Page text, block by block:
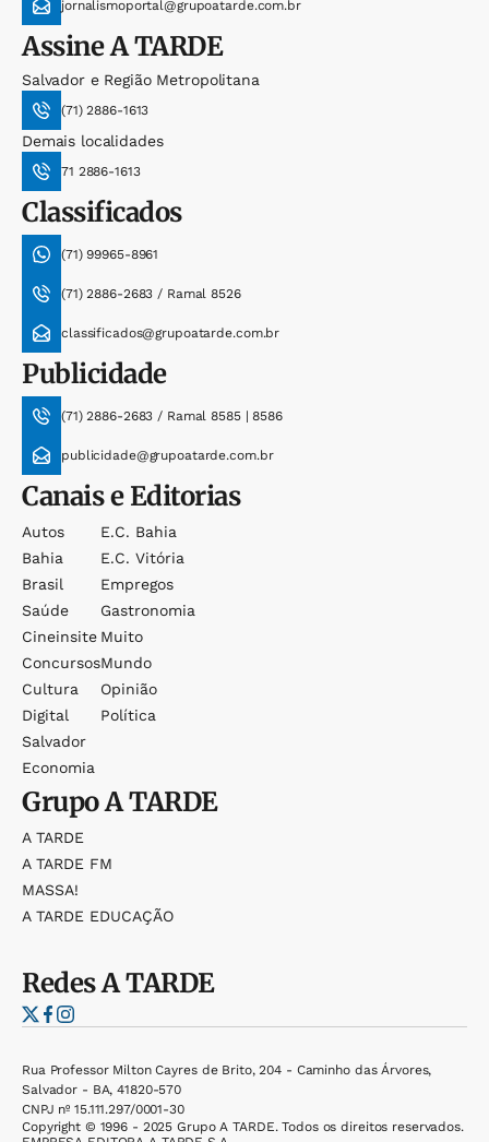
jornalismoportal@grupoatarde.com.br
AssineA TARDE
Salvador e Região Metropolitana
(71) 2886-1613
Demais localidades
71 2886-1613
Classificados
(71) 99965-8961
(71) 2886-2683 / Ramal 8526
classificados@grupoatarde.com.br
Publicidade
(71) 2886-2683 / Ramal 8585 | 8586
publicidade@grupoatarde.com.br
Canais e Editorias
Autos
Bahia
Brasil
Saúde
Cineinsite
Concursos
Cultura
Digital
Salvador
Economia
E.c. Bahia
E.c. Vitória
Empregos
Gastronomia
Muito
Mundo
Opinião
Política
GrupoA TARDE
A TARDE
A TARDE FM
MASSA!
A TARDE EDUCAÇÃO
RedesA TARDE
Rua Professor Milton Cayres de Brito, 204 - Caminho das Árvores,
Salvador - BA, 41820-570
CNPJ nº 15.111.297/0001-30
Copyright © 1996 - 2025 Grupo A TARDE. Todos os direitos reservados.